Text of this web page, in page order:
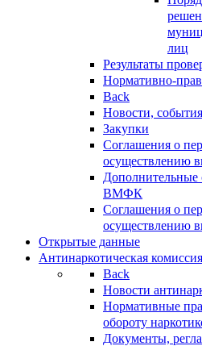
лиц
Результаты
Нормативно-
Back
Новости, события
Закупки
Соглашения о
осуществлению
ВМФК
Соглашения о
осуществлению
Открытые данные
Антинаркотическая комиссия
Back
Новости
Нормативные
обороту
Документы,